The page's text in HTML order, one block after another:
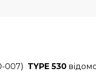
007) TYPE 530